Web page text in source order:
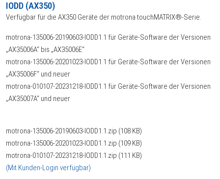
IODD (AX350)
Verfügbar für die AX350 Geräte der motrona touchMATRIX®-Serie.
motrona-135006-20190603-IODD1.1 für Geräte-Software der Versionen
„AX35006A“ bis „AX35006E“
motrona-135006-20201023-IODD1.1 für Geräte-Software der Versionen
„AX35006F“ und neuer
motrona-010107-20231218-IODD1.1 für Geräte-Software der Versionen
„AX35007A“ und neuer
motrona-135006-20190603-IODD1.1.zip (108 KB)
motrona-135006-20201023-IODD1.1.zip (109 KB)
motrona-010107-20231218-IODD1.1.zip (111 KB)
(Mit Kunden-Login verfügbar)